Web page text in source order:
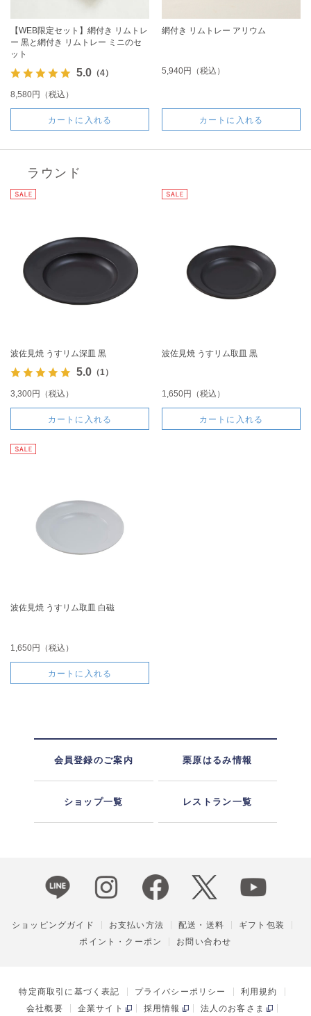
【WEB限定セット】網付き リムトレ
ー 黒と網付き リムトレー ミニのセ
ット
5.0（4）
8,580円（税込）
カートに入れる
網付き リムトレー アリウム
5,940円（税込）
カートに入れる
ラウンド
波佐見焼 うすリム深皿 黒
5.0（1）
3,300円（税込）
カートに入れる
波佐見焼 うすリム取皿 黒
1,650円（税込）
カートに入れる
波佐見焼 うすリム取皿 白磁
1,650円（税込）
カートに入れる
会員登録のご案内 栗原はるみ情報
ショップ一覧 レストラン一覧
ショッピングガイド お支払い方法 配送・送料
ギフト包装
ポイント・クーポン
お問い合わせ
特定商取引に基づく表記 プライバシーポリシー
利用規約
会社概要
企業サイト 採用情報 法人のお客さま